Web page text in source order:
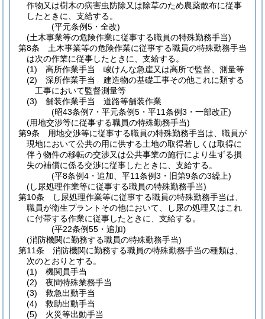
作物又は樹木の病害虫防除又は除草のため農薬散布に従事
したときに、支給する。
(平元条例5・全改)
(土木事業等の危険作業に従事する職員の特殊勤務手当)
第8条
土木事業等の危険作業に従事する職員の特殊勤務手当
は次の作業に従事したときに、支給する。
(1)
高所作業手当 峻けんな急崖又は高所で監督、測量等
(2)
深所作業手当 建造物の基礎工事その他これに類する
工事において監督測量等
(3)
舗装作業手当 道路等舗装作業
(昭43条例7・平元条例5・平11条例3・一部改正)
(用地交渉等に従事する職員の特殊勤務手当)
第9条
用地交渉等に従事する職員の特殊勤務手当は、職員が
現地において公共の用に供する土地の取得若しくは取得に
伴う物件の移転の交渉又は公共事業の施行により生ずる損
失の補償に係る交渉に従事したときに、支給する。
(平8条例4・追加、平11条例3・旧第9条の3繰上)
(し尿処理作業等に従事する職員の特殊勤務手当)
第10条
し尿処理作業等に従事する職員の特殊勤務手当は、
職員が衛生プラントその他において、し尿の処理又はこれ
に付帯する作業に従事したときに、支給する。
(平22条例55・追加)
(消防機関に勤務する職員の特殊勤務手当)
第11条
消防機関に勤務する職員の特殊勤務手当の種類は、
次のとおりとする。
(1)
機関員手当
(2)
夜間特殊業務手当
(3)
救急出動手当
(4)
救助出動手当
(5)
火災等出動手当